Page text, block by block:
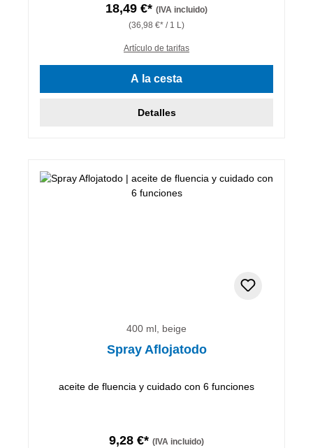
18,49 €* (IVA incluido)
(36,98 €* / 1 L)
Artículo de tarifas
A la cesta
Detalles
400 ml, beige
Spray Aflojatodo
aceite de fluencia y cuidado con 6 funciones
9,28 €* (IVA incluido)